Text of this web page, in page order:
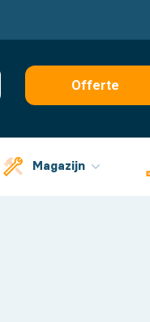
Offerte
Magazijn